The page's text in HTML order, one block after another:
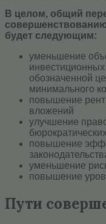
В целом, общий
будет следующим:
уменьшение
обозначенной
минимального
повышение
вложений
улучшение
повышение
уменьшение
повышение
Пути